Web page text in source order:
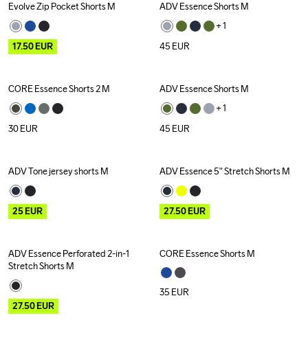
Outlet
Evolve Zip Pocket Shorts M
17.50EUR
ADV Essence Shorts M
+ 1
45 EUR
CORE Essence Shorts 2 M
30EUR
ADV Essence Shorts M
+ 1
45 EUR
Outlet
ADV Tone jersey shorts M
25EUR
Outlet
ADV Essence 5" Stretch Shorts M
27.50EUR
Outlet
ADV Essence Perforated 2-in-1
Stretch Shorts M
27.50EUR
CORE Essence Shorts M
35 EUR